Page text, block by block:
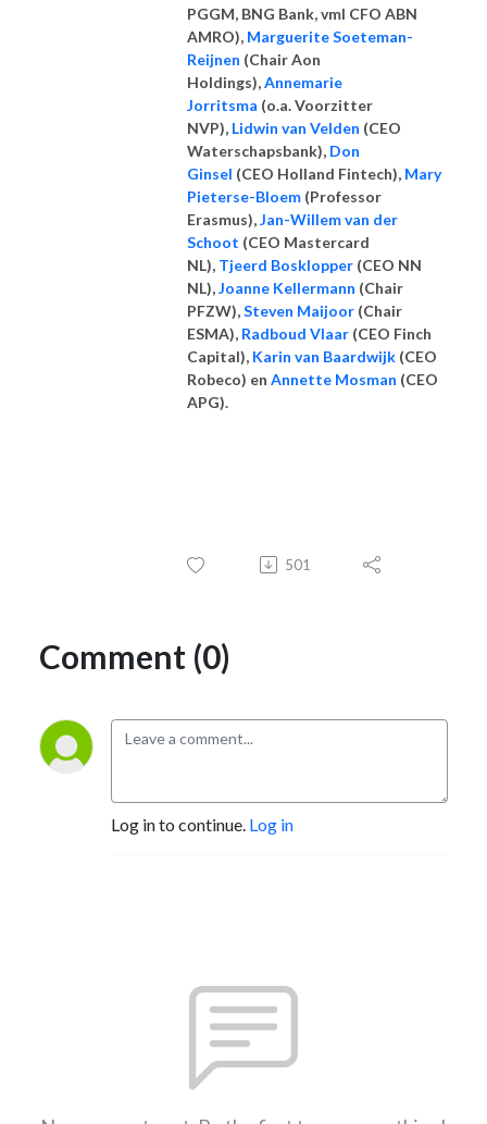
PGGM, BNG Bank, vml CFO ABN
AMRO), Marguerite Soeteman-
Reijnen (Chair Aon
Holdings),Annemarie
Jorritsma (o.a. Voorzitter
NVP), Lidwin van Velden (CEO
Waterschapsbank), Don
Ginsel (CEO Holland Fintech), Mary
Pieterse-Bloem (Professor
Erasmus),Jan-Willem van der
Schoot (CEO Mastercard
NL), Tjeerd Bosklopper (CEO NN
NL),Joanne Kellermann (Chair
PFZW),Steven Maijoor (Chair
ESMA), Radboud Vlaar (CEO Finch
Capital), Karin van Baardwijk (CEO
Robeco) en Annette Mosman (CEO
APG).
501
Comment (0)
Log in to continue. Log in